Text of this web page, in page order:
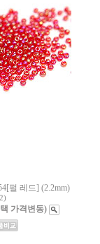
펄 레드] (2.2mm)
가격변동)